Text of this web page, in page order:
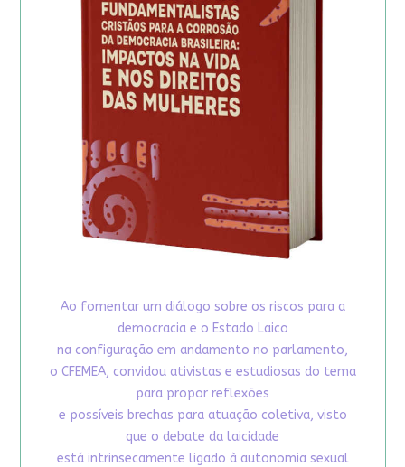
Ao fomentar um diálogo sobre os riscos para a
democracia e o Estado Laico
na configuração em andamento no parlamento,
o CFEMEA, convidou ativistas e estudiosas do tema
para propor reflexões
e possíveis brechas para atuação coletiva, visto
que o debate da laicidade
está intrinsecamente ligado à autonomia sexual